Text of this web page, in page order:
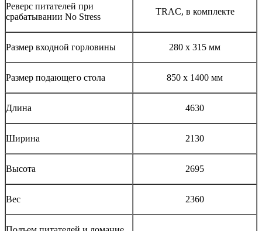
Реверс питателей при
срабатывании No Stress
TRAC, в комплекте
Размер входной горловины 280 х 315 мм
Размер подающего стола 850 х 1400 мм
Длина 4630
Ширина 2130
Высота 2695
Вес 2360